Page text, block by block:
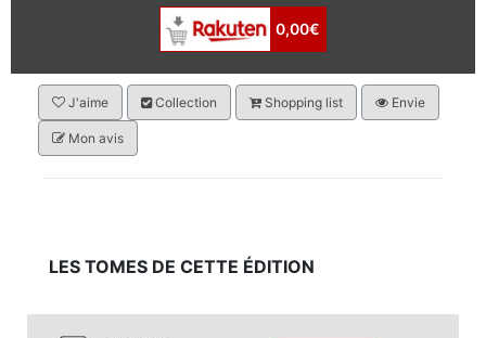
0,00€
J'aime Collection Shopping list Envie
Mon avis
LES TOMES DE CETTE ÉDITION